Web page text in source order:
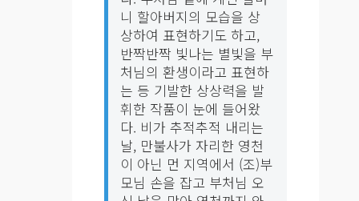
니 할아버지의 모습을 상
상하여 표현하기도 하고,
반짝반짝 빛나는 별빛을 부
처님의 환생이라고 표현하
는 등 기발한 상상력을 발
휘한 작품이 눈에 들어왔
다. 비가 추적추적 내리는
날, 만불사가 자리한 영천
이 아닌 먼 지역에서 (조)부
모님 손을 잡고 부처님 오